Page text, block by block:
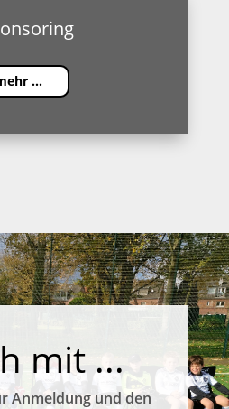
...
mit ...
Anmeldung und den